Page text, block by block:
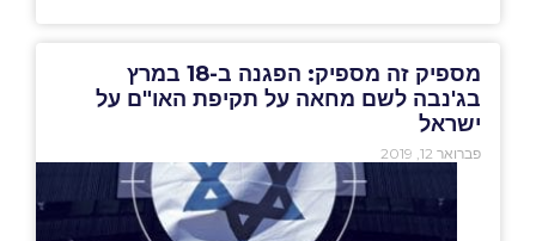
מספיק זה מספיק: הפגנה ב-18 במרץ
בג'נבה לשם מחאה על תקיפת האו"ם על
ישראל
פברואר 12, 2019